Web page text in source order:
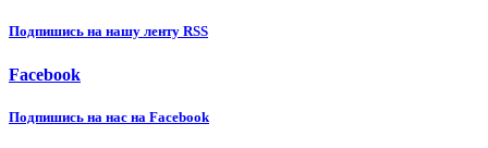
Подпишиcь на нашу ленту RSS
Facebook
Подпишиcь на нас на Facebook